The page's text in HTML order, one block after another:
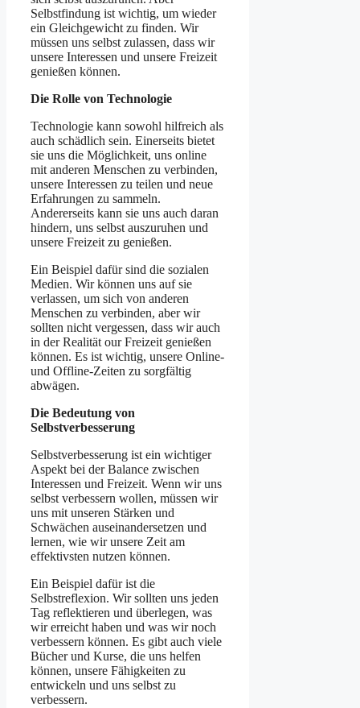
Selbstfindung ist wichtig, um wieder
ein Gleichgewicht zu finden. Wir
müssen uns selbst zulassen, dass wir
unsere Interessen und unsere Freizeit
genießen können.
Die Rolle von Technologie
Technologie kann sowohl hilfreich als
auch schädlich sein. Einerseits bietet
sie uns die Möglichkeit, uns online
mit anderen Menschen zu verbinden,
unsere Interessen zu teilen und neue
Erfahrungen zu sammeln.
Andererseits kann sie uns auch daran
hindern, uns selbst auszuruhen und
unsere Freizeit zu genießen.
Ein Beispiel dafür sind die sozialen
Medien. Wir können uns auf sie
verlassen, um sich von anderen
Menschen zu verbinden, aber wir
sollten nicht vergessen, dass wir auch
in der Realität our Freizeit genießen
können. Es ist wichtig, unsere Online-
und Offline-Zeiten zu sorgfältig
abwägen.
Die Bedeutung von
Selbstverbesserung
Selbstverbesserung ist ein wichtiger
Aspekt bei der Balance zwischen
Interessen und Freizeit. Wenn wir uns
selbst verbessern wollen, müssen wir
uns mit unseren Stärken und
Schwächen auseinandersetzen und
lernen, wie wir unsere Zeit am
effektivsten nutzen können.
Ein Beispiel dafür ist die
Selbstreflexion. Wir sollten uns jeden
Tag reflektieren und überlegen, was
wir erreicht haben und was wir noch
verbessern können. Es gibt auch viele
Bücher und Kurse, die uns helfen
können, unsere Fähigkeiten zu
entwickeln und uns selbst zu
verbessern.